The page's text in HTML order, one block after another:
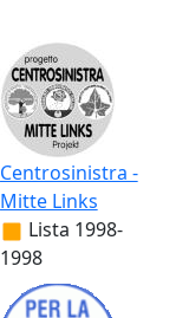
Centrosinistra -
Mitte Links
Lista 1998-
1998